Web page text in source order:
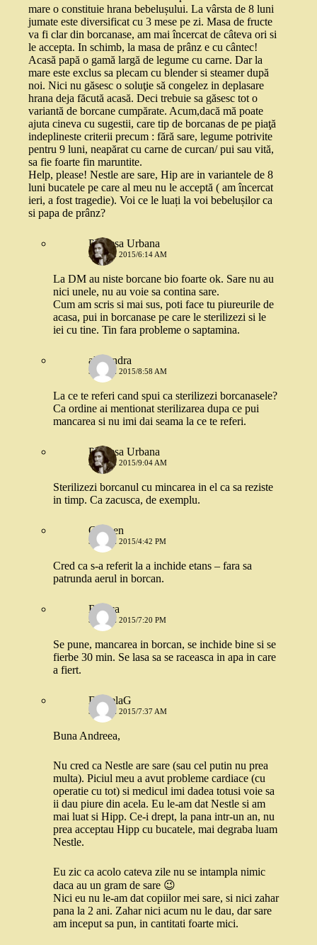
mare o constituie hrana bebelușului. La vârsta de 8 luni
jumate este diversificat cu 3 mese pe zi. Masa de fructe
va fi clar din borcanase, am mai încercat de câteva ori si
le accepta. In schimb, la masa de prânz e cu cântec!
Acasă papă o gamă largă de legume cu carne. Dar la
mare este exclus sa plecam cu blender si steamer după
noi. Nici nu găsesc o soluţie să congelez in deplasare
hrana deja făcută acasă. Deci trebuie sa găsesc tot o
variantă de borcane cumpărate. Acum,dacă mă poate
ajuta cineva cu sugestii, care tip de borcanas de pe piaţă
indeplineste criterii precum : fără sare, legume potrivite
pentru 9 luni, neapărat cu carne de curcan/ pui sau vită,
sa fie foarte fin maruntite.
Help, please! Nestle are sare, Hip are in variantele de 8
luni bucatele pe care al meu nu le acceptă ( am încercat
ieri, a fost tragedie). Voi ce le luați la voi bebelușilor ca
si papa de prânz?
Printesa Urbana
5 IUNIE 2015/6:14 AM
La DM au niste borcane bio foarte ok. Sare nu au
nici unele, nu au voie sa contina sare.
Cum am scris si mai sus, poti face tu piureurile de
acasa, pui in borcanase pe care le sterilizezi si le
iei cu tine. Tin fara probleme o saptamina.
alexandra
5 IUNIE 2015/8:58 AM
La ce te referi cand spui ca sterilizezi borcanasele?
Ca ordine ai mentionat sterilizarea dupa ce pui
mancarea si nu imi dai seama la ce te referi.
Printesa Urbana
5 IUNIE 2015/9:04 AM
Sterilizezi borcanul cu mincarea in el ca sa reziste
in timp. Ca zacusca, de exemplu.
Carmen
5 IUNIE 2015/4:42 PM
Cred ca s-a referit la a inchide etans – fara sa
patrunda aerul in borcan.
Raluca
5 IUNIE 2015/7:20 PM
Se pune, mancarea in borcan, se inchide bine si se
fierbe 30 min. Se lasa sa se raceasca in apa in care
a fiert.
DanielaG
5 IUNIE 2015/7:37 AM
Buna Andreea,
Nu cred ca Nestle are sare (sau cel putin nu prea
multa). Piciul meu a avut probleme cardiace (cu
operatie cu tot) si medicul imi dadea totusi voie sa
ii dau piure din acela. Eu le-am dat Nestle si am
mai luat si Hipp. Ce-i drept, la pana intr-un an, nu
prea acceptau Hipp cu bucatele, mai degraba luam
Nestle.
Eu zic ca acolo cateva zile nu se intampla nimic
daca au un gram de sare 😉
Nici eu nu le-am dat copiilor mei sare, si nici zahar
pana la 2 ani. Zahar nici acum nu le dau, dar sare
am inceput sa pun, in cantitati foarte mici.